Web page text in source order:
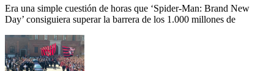
Era una simple cuestión de horas que ‘Spider-Man: Brand New
Day’ consiguiera superar la barrera de los 1.000 millones de